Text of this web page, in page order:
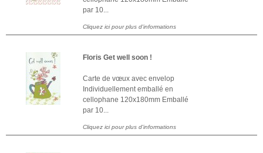
par 10...
Cliquez ici pour plus d'informations
Floris Get well soon !
Carte de vœux avec envelop
Individuellement emballé en
cellophane 120x180mm Emballé
par 10...
Cliquez ici pour plus d'informations